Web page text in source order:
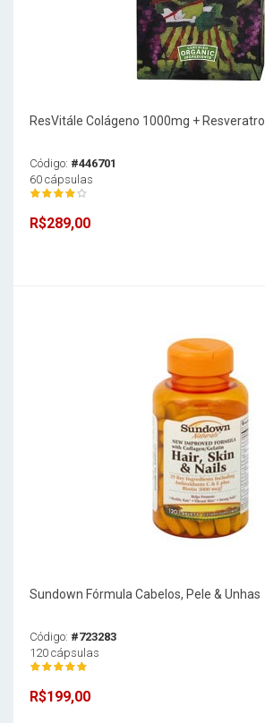
ResVitále Colágeno 1000mg + Resveratrol
Código: #446701
60 cápsulas
R$289,00
Sundown Fórmula Cabelos, Pele & Unhas
Código: #723283
120 cápsulas
R$199,00